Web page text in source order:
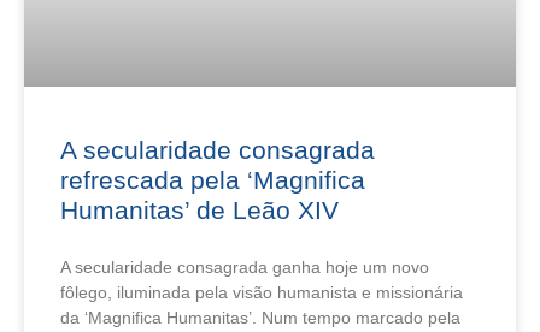
A secularidade consagrada
refrescada pela ‘Magnifica
Humanitas’ de Leão XIV
A secularidade consagrada ganha hoje um novo
fôlego, iluminada pela visão humanista e missionária
da ‘Magnifica Humanitas’. Num tempo marcado pela